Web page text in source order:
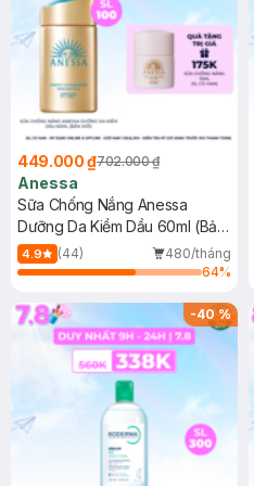
449.000 ₫702.000 ₫
Anessa
Sữa Chống Nắng Anessa
Dưỡng Da Kiềm Dầu 60ml (Bản
Mới)
4.9 (44)
480/tháng
64%
-40%